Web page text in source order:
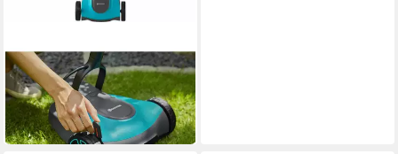
Akkurasenmäher
HandyMower 22/18V P4A -
Akku-Rasenmäher -
grau/türkis
ab 177,44 €
16,21 €mtl. in 12 Raten
in 4-5 Werktagen bei dir